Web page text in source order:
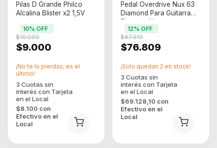
Pilas D Grande Philco
Alcalina Blister x2 1,5V
$9.000
$10.000
10% OFF
$8.100 con
Efectivo en el
Local
¡No te lo pierdas, es el
último!
Pedal Overdrive Nux 63
Diamond Para Guitarra
Electrica Negro
$76.809
$87.519
12% OFF
$69.128,10 con
Efectivo en el
Local
¡Solo quedan 2 en stock!